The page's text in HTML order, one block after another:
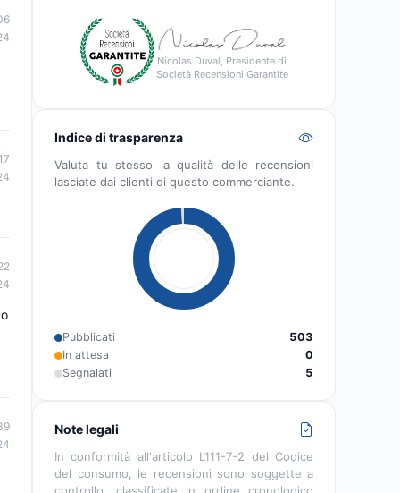
Nicolas Duval, Presidente di
Società Recensioni Garantite
Indice di trasparenza
Valuta tu stesso la qualità delle recensioni
lasciate dai clienti di questo commerciante.
Pubblicati
503
In attesa
0
Segnalati
5
Note legali
In conformità all'articolo L111-7-2 del Codice
del consumo, le recensioni sono soggette a